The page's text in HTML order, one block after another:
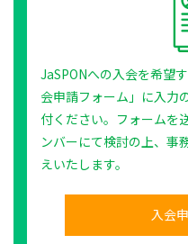
JaSPONへの入会を希望
会申請フォーム」に入力
付ください。フォームを
ンバーにて検討の上、事
えいたします。
入会